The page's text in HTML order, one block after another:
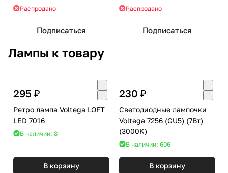
Распродано
Подписаться
Распродано
Подписаться
Лампы к товару
295 ₽
Ретро лампа Voltega LOFT
LED 7016
В наличии: 8
В корзину
230 ₽
Светодиодные лампочки
Voltega 7256 (GU5) (7Вт)
(3000K)
В наличии: 606
В корзину